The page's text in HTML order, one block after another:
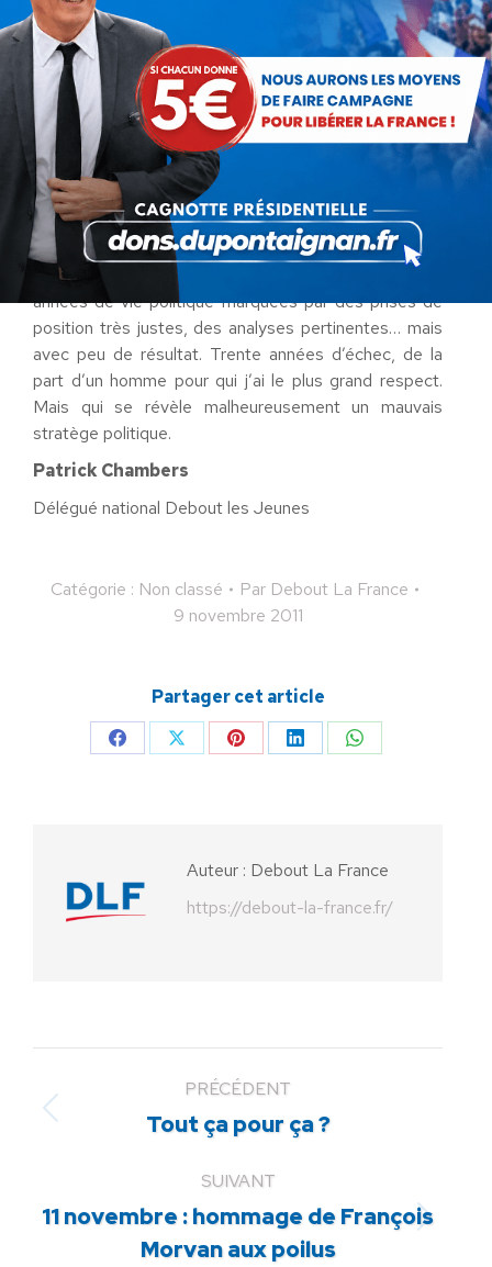
prétendument "nécessaire". Tout le monde sait que
M. Chevènement appellera à voter pour le candidat
PS au second tour de l’élection présidentielle. Et tout
le monde sait qu’un président issu du Parti Socialiste
arrivant au pouvoir trahira instantanément tout ce en
quoi M. Chevènement croit au profit de la
mondialisation et de l’Europe fédérale que défend
François Hollande. Voilà le paradoxe de cette
candidature. Voilà son inutilité.
En résumé, M. Chevènement totalise plus de trente
années de vie politique marquées par des prises de
position très justes, des analyses pertinentes… mais
avec peu de résultat. Trente années d’échec, de la
part d’un homme pour qui j’ai le plus grand respect.
Mais qui se révèle malheureusement un mauvais
stratège politique.
Patrick Chambers
Délégué national Debout les Jeunes
Catégorie : Non classé Par Debout La France
9 novembre 2011
Partager cet article
PartagerPartagerPartagerPartagerPartager
Auteur : Debout La France
https://debout-la-france.fr/
PRÉCÉDENT
Article
précédent
:
Tout ça pour ça ?
SUIVANT
Article
suivant
11 novembre : hommage de François
Morvan aux poilus